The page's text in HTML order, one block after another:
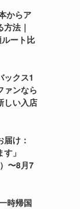
からア
法｜
ート比
ックス1
ァンなら
しい入店
け：
」
〜8月7
時帰国